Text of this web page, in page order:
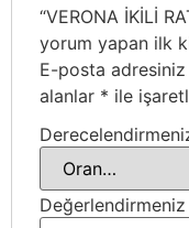
“VERONA İKİLİ
yorum yapan ilk
E-posta adresiniz
alanlar * ile
Değerlendirmeniz